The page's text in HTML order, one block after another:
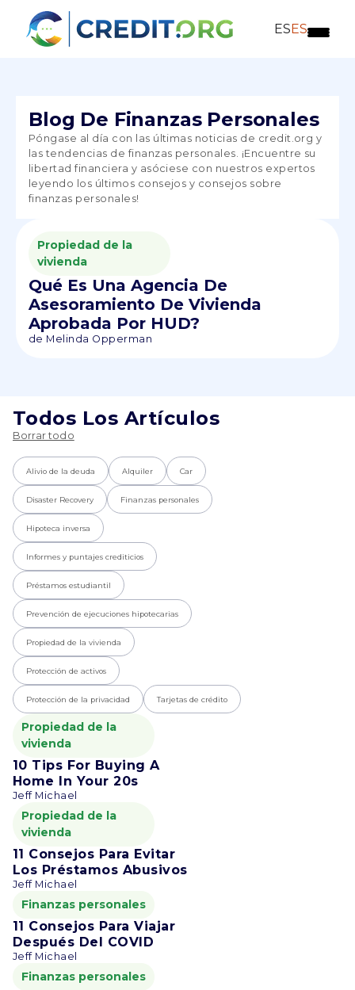
ESES
Blog De Finanzas Personales
Póngase al día con las últimas noticias de credit.org y
las tendencias de finanzas personales. ¡Encuentre su
libertad financiera y asóciese con nuestros expertos
leyendo los últimos consejos y consejos sobre
finanzas personales!
Propiedad de la
vivienda
Qué Es Una Agencia De
Asesoramiento De Vivienda
Aprobada Por HUD?
de Melinda Opperman
Todos Los Artículos
Borrar todo
Alivio de la deuda Alquiler Car
Disaster Recovery Finanzas personales
Hipoteca inversa
Informes y puntajes crediticios
Préstamos estudiantil
Prevención de ejecuciones hipotecarias
Propiedad de la vivienda
Protección de activos
Protección de la privacidad Tarjetas de crédito
Propiedad de la
vivienda
10 Tips For Buying A
Home In Your 20s
Jeff Michael
Propiedad de la
vivienda
11 Consejos Para Evitar
Los Préstamos Abusivos
Jeff Michael
Finanzas personales
11 Consejos Para Viajar
Después Del COVID
Jeff Michael
Finanzas personales